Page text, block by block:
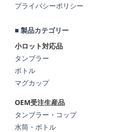
プライバシーポリシー
■ 製品カテゴリー
小ロット対応品
タンブラー
ボトル
マグカップ
OEM受注生産品
タンブラー・コップ
水筒・ボトル